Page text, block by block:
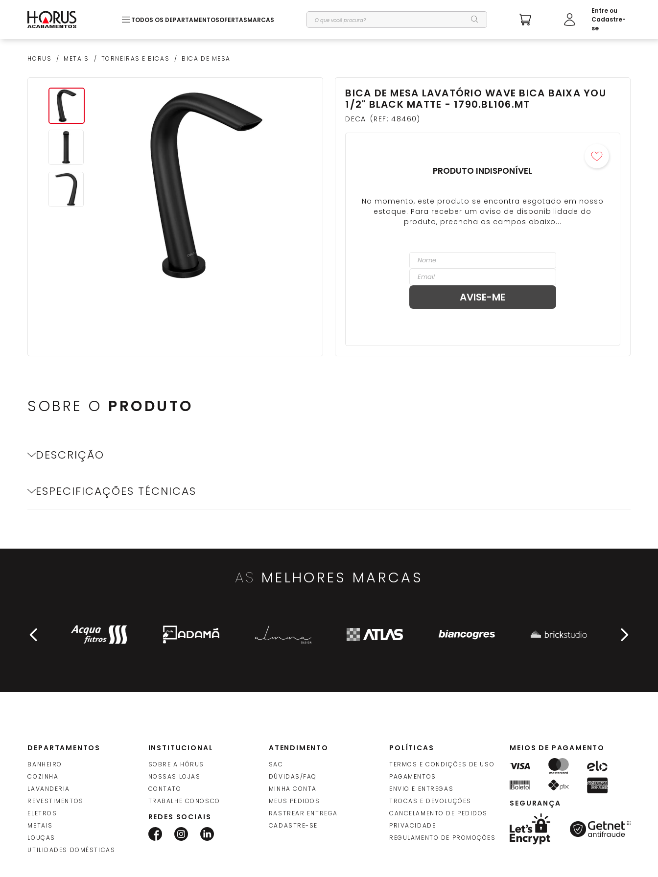
TODOS OS DEPARTAMENTOSOFERTASMARCAS O que você procura?
HORUS METAIS TORNEIRAS E BICAS BICA DE MESA
BICA DE MESA LAVATÓRIO WAVE BICA BAIXA YOU
1/2" BLACK MATTE - 1790.BL106.MT
DECA REF:48460
PRODUTO INDISPONÍVEL
SOBRE O PRODUTO
DESCRIÇÃO
ESPECIFICAÇÕES TÉCNICAS
AS MELHORES MARCAS
DEPARTAMENTOS
BANHEIRO
COZINHA
LAVANDERIA
REVESTIMENTOS
ELETROS
METAIS
LOUÇAS
UTILIDADES DOMÉSTICAS
INSTITUCIONAL
SOBRE A HÓRUS
NOSSAS LOJAS
CONTATO
TRABALHE CONOSCO
REDES SOCIAIS
ATENDIMENTO
SAC
DÚVIDAS/FAQ
MINHA CONTA
MEUS PEDIDOS
RASTREAR ENTREGA
CADASTRE-SE
POLÍTICAS
TERMOS E CONDIÇÕES DE USO
PAGAMENTOS
ENVIO E ENTREGAS
TROCAS E DEVOLUÇÕES
CANCELAMENTO DE PEDIDOS
PRIVACIDADE
REGULAMENTO DE PROMOÇÕES
MEIOS DE PAGAMENTO
SEGURANÇA